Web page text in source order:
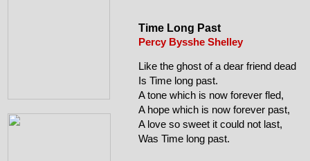
Time Long Past
Percy Bysshe Shelley
Like the ghost of a dear friend dead
Is Time long past.
A tone which is now forever fled,
A hope which is now forever past,
A love so sweet it could not last,
Was Time long past.